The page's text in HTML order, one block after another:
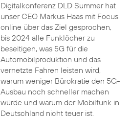
Digitalkonferenz DLD Summer hat
unser CEO Markus Haas mit Focus
online über das Ziel gesprochen,
bis 2024 alle Funklöcher zu
beseitigen, was 5G für die
Automobilproduktion und das
vernetzte Fahren leisten wird,
warum weniger Bürokratie den 5G-
Ausbau noch schneller machen
würde und warum der Mobilfunk in
Deutschland nicht teuer ist.